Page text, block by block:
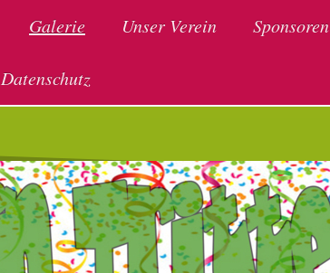
Galerie Unser Verein Sponsoren
Datenschutz